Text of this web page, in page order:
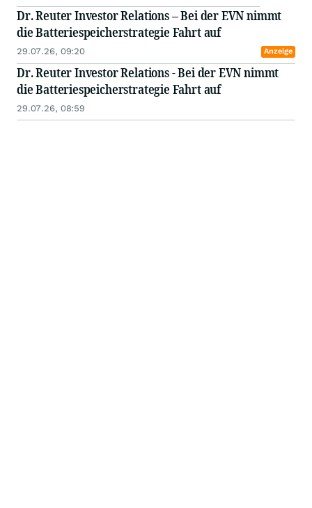
Dr. Reuter Investor Relations – Bei der EVN nimmt
die Batteriespeicherstrategie Fahrt auf
29.07.26, 09:20 Anzeige
Dr. Reuter Investor Relations - Bei der EVN nimmt
die Batteriespeicherstrategie Fahrt auf
29.07.26, 08:59